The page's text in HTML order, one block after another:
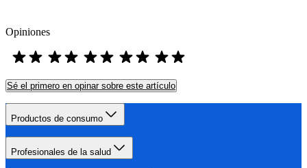
Opiniones
Sé el primero en opinar sobre este artículo
Productos de consumo
Profesionales de la salud